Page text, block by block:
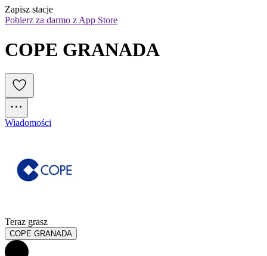
Zapisz stacje
Pobierz za darmo z App Store
COPE GRANADA
Wiadomości
Teraz grasz
COPE GRANADA